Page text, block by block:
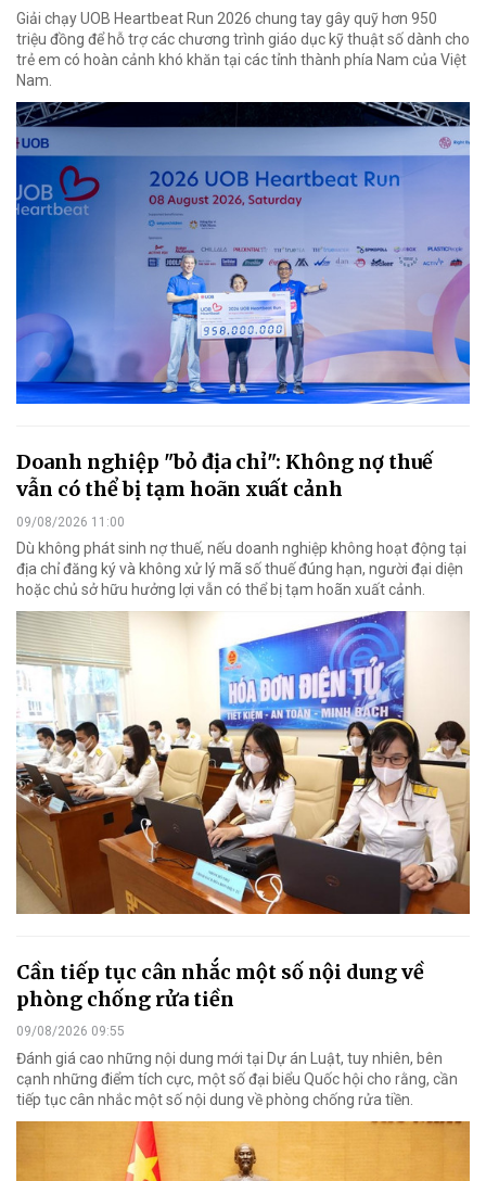
Giải chạy UOB Heartbeat Run 2026 chung tay gây quỹ hơn 950
triệu đồng để hỗ trợ các chương trình giáo dục kỹ thuật số dành cho
trẻ em có hoàn cảnh khó khăn tại các tỉnh thành phía Nam của Việt
Nam.
Doanh nghiệp "bỏ địa chỉ": Không nợ thuế
vẫn có thể bị tạm hoãn xuất cảnh
09/08/2026 11:00
Dù không phát sinh nợ thuế, nếu doanh nghiệp không hoạt động tại
địa chỉ đăng ký và không xử lý mã số thuế đúng hạn, người đại diện
hoặc chủ sở hữu hưởng lợi vẫn có thể bị tạm hoãn xuất cảnh.
Cần tiếp tục cân nhắc một số nội dung về
phòng chống rửa tiền
09/08/2026 09:55
Đánh giá cao những nội dung mới tại Dự án Luật, tuy nhiên, bên
cạnh những điểm tích cực, một số đại biểu Quốc hội cho rằng, cần
tiếp tục cân nhắc một số nội dung về phòng chống rửa tiền.